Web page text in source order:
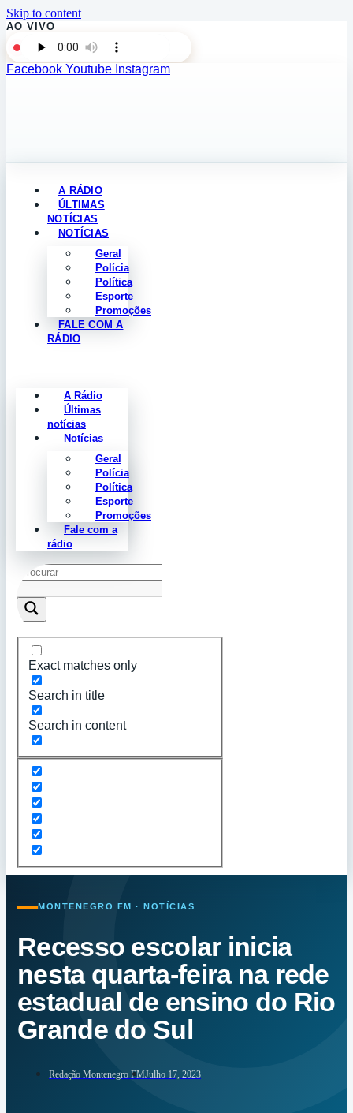
Skip to content
AO VIVO
Facebook Youtube Instagram
A RÁDIO
ÚLTIMAS
NOTÍCIAS
NOTÍCIAS
Geral
Polícia
Política
Esporte
Promoções
FALE COM A
RÁDIO
A Rádio
Últimas
notícias
Notícias
Geral
Polícia
Política
Esporte
Promoções
Fale com a
rádio
Exact matches only
Search in title
Search in content
MONTENEGRO FM · NOTÍCIAS
Recesso escolar inicia
nesta quarta-feira na rede
estadual de ensino do Rio
Grande do Sul
Redação Montenegro FMJulho 17, 2023